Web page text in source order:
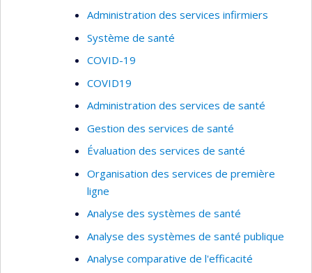
Administration des services infirmiers
Système de santé
COVID-19
COVID19
Administration des services de santé
Gestion des services de santé
Évaluation des services de santé
Organisation des services de première
ligne
Analyse des systèmes de santé
Analyse des systèmes de santé publique
Analyse comparative de l'efficacité